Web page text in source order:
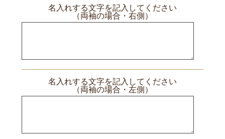
名入れする文字を記入してください
（両袖の場合・右側）
名入れする文字を記入してください
（両袖の場合・左側）